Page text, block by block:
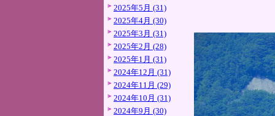
2025年5月 (31)
2025年4月 (30)
2025年3月 (31)
2025年2月 (28)
2025年1月 (31)
2024年12月 (31)
2024年11月 (29)
2024年10月 (31)
2024年9月 (30)